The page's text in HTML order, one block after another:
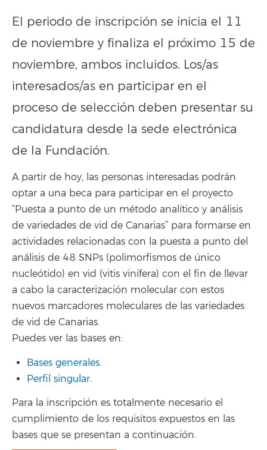
El periodo de inscripción se inicia el 11
de noviembre y finaliza el próximo 15 de
noviembre, ambos incluidos. Los/as
interesados/as en participar en el
proceso de selección deben presentar su
candidatura desde la sede electrónica
de la Fundación.
A partir de hoy, las personas interesadas podrán
optar a una beca para participar en el proyecto
“Puesta a punto de un método analítico y análisis
de variedades de vid de Canarias” para formarse en
actividades relacionadas con la puesta a punto del
análisis de 48 SNPs (polimorfismos de único
nucleótido) en vid (vitis vinífera) con el fin de llevar
a cabo la caracterización molecular con estos
nuevos marcadores moleculares de las variedades
de vid de Canarias.
Puedes ver las bases en:
Bases generales.
Perfil singular.
Para la inscripción es totalmente necesario el
cumplimiento de los requisitos expuestos en las
bases que se presentan a continuación.